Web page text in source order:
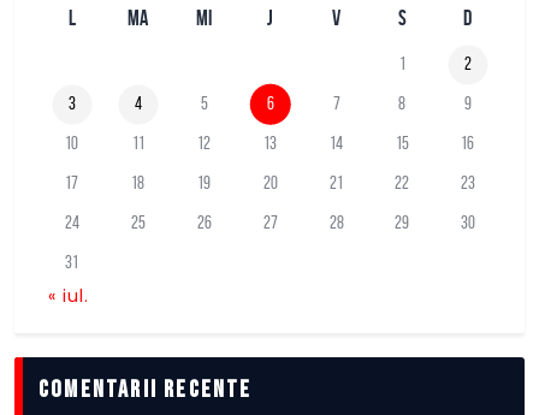
L MA MI J V S D
1 2
3 4 5 6 7 8 9
10 11 12 13 14 15 16
17 18 19 20 21 22 23
24 25 26 27 28 29 30
31
« iul.
comentarii recente